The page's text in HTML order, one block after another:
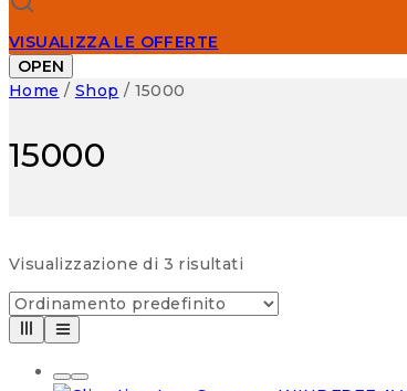
VISUALIZZA LE OFFERTE
OPEN
Home / Shop / 15000
15000
Visualizzazione di 3 risultati